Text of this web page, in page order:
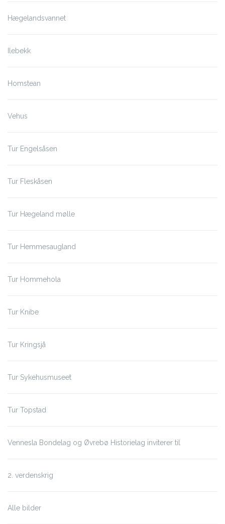
Hægelandsvannet
Ilebekk
Homstean
Vehus
Tur Engelsåsen
Tur Fleskåsen
Tur Hægeland mølle
Tur Hemmesaugland
Tur Hommehola
Tur Knibe
Tur Kringsjå
Tur Sykehusmuseet
Tur Topstad
Vennesla Bondelag og Øvrebø Historielag inviterer til
2. verdenskrig
Alle bilder